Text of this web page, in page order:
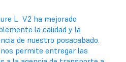
L V2 ha mejorado
la calidad y la
de nuestro posacabado.
permite entregar las